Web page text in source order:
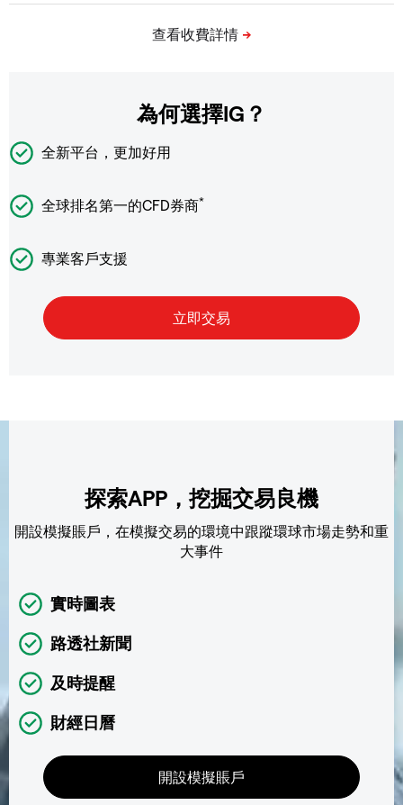
為何選擇IG？
全新平台，更加好用
全球排名第一的CFD券商*
專業客戶支援
探索APP，挖掘交易良機
開設模擬賬戶，在模擬交易的環境中跟蹤環球市場走勢和重
大事件
實時圖表
路透社新聞
及時提醒
財經日曆